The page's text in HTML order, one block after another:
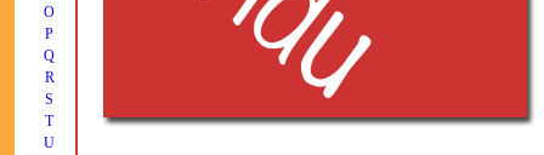
O
P
Q
R
S
T
U